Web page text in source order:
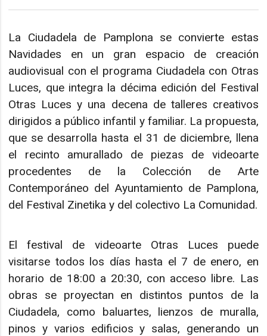
La Ciudadela de Pamplona se convierte estas
Navidades en un gran espacio de creación
audiovisual con el programa Ciudadela con Otras
Luces, que integra la décima edición del Festival
Otras Luces y una decena de talleres creativos
dirigidos a público infantil y familiar. La propuesta,
que se desarrolla hasta el 31 de diciembre, llena
el recinto amurallado de piezas de videoarte
procedentes de la Colección de Arte
Contemporáneo del Ayuntamiento de Pamplona,
del Festival Zinetika y del colectivo La Comunidad.
El festival de videoarte Otras Luces puede
visitarse todos los días hasta el 7 de enero, en
horario de 18:00 a 20:30, con acceso libre. Las
obras se proyectan en distintos puntos de la
Ciudadela, como baluartes, lienzos de muralla,
pinos y varios edificios y salas, generando un